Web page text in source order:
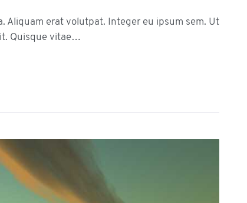
Aliquam erat volutpat. Integer eu ipsum sem. Ut
Quisque vitae…